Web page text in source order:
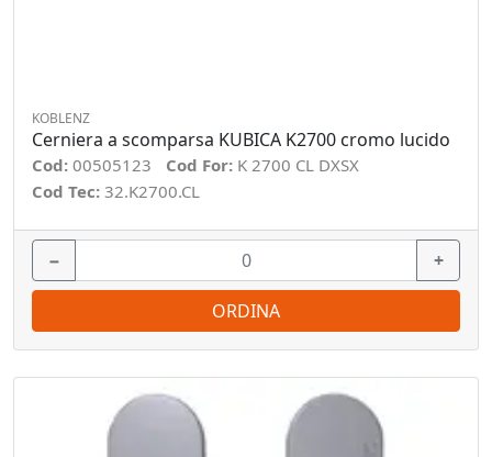
KOBLENZ
Cerniera a scomparsa KUBICA K2700 cromo lucido
Cod: 00505123 Cod For: K 2700 CL DXSX
Cod Tec: 32.K2700.CL
− +
ORDINA